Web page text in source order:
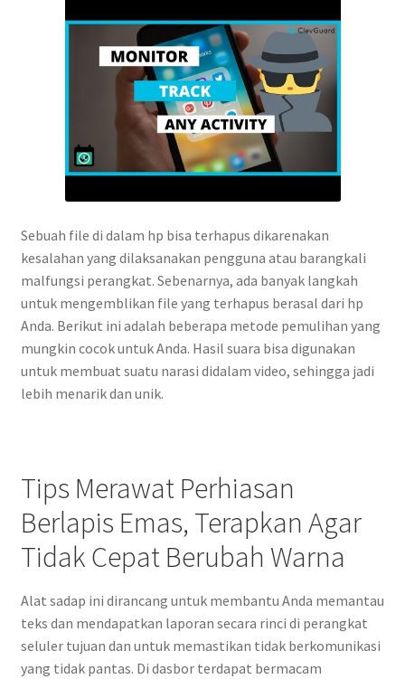
Sebuah file di dalam hp bisa terhapus dikarenakan
kesalahan yang dilaksanakan pengguna atau barangkali
malfungsi perangkat. Sebenarnya, ada banyak langkah
untuk mengemblikan file yang terhapus berasal dari hp
Anda. Berikut ini adalah beberapa metode pemulihan yang
mungkin cocok untuk Anda. Hasil suara bisa digunakan
untuk membuat suatu narasi didalam video, sehingga jadi
lebih menarik dan unik.
Tips Merawat Perhiasan
Berlapis Emas, Terapkan Agar
Tidak Cepat Berubah Warna
Alat sadap ini dirancang untuk membantu Anda memantau
teks dan mendapatkan laporan secara rinci di perangkat
seluler tujuan dan untuk memastikan tidak berkomunikasi
yang tidak pantas. Di dasbor terdapat bermacam